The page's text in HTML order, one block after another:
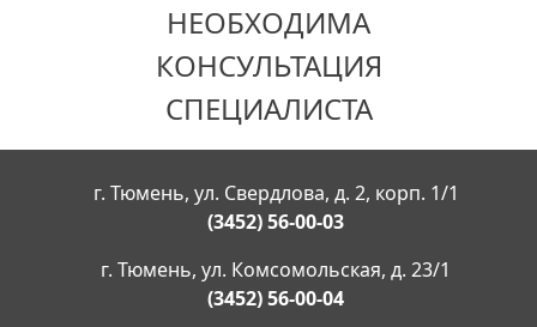
НЕОБХОДИМА
КОНСУЛЬТАЦИЯ
СПЕЦИАЛИСТА
г. Тюмень, ул. Свердлова, д. 2, корп. 1/1
(3452) 56-00-03
г. Тюмень, ул. Комсомольская, д. 23/1
(3452) 56-00-04